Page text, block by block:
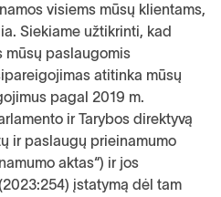
visiems mūsų klientams,
Siekiame užtikrinti, kad
mūsų paslaugomis
atitinka mūsų
pagal 2019 m.
ir Tarybos direktyvą
ir paslaugų prieinamumo
aktas“) ir jos
įstatymą dėl tam